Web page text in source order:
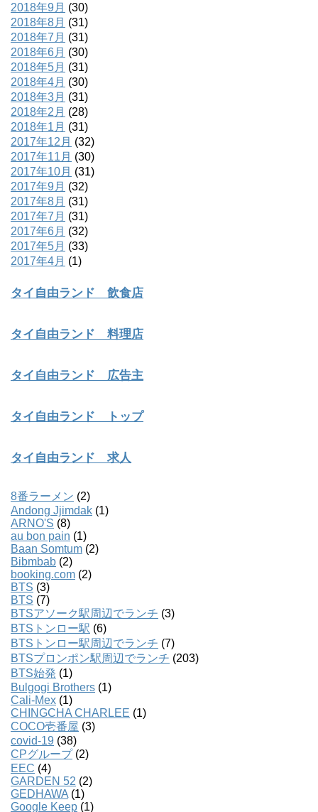
2018年9月 (30)
2018年8月 (31)
2018年7月 (31)
2018年6月 (30)
2018年5月 (31)
2018年4月 (30)
2018年3月 (31)
2018年2月 (28)
2018年1月 (31)
2017年12月 (32)
2017年11月 (30)
2017年10月 (31)
2017年9月 (32)
2017年8月 (31)
2017年7月 (31)
2017年6月 (32)
2017年5月 (33)
2017年4月 (1)
タイ自由ランド 飲食店
タイ自由ランド 料理店
タイ自由ランド 広告主
タイ自由ランド トップ
タイ自由ランド 求人
8番ラーメン (2)
Andong Jjimdak (1)
ARNO'S (8)
au bon pain (1)
Baan Somtum (2)
Bibmbab (2)
booking.com (2)
BTS (3)
BTS (7)
BTSアソーク駅周辺でランチ (3)
BTSトンロー駅 (6)
BTSトンロー駅周辺でランチ (7)
BTSプロンポン駅周辺でランチ (203)
BTS始発 (1)
Bulgogi Brothers (1)
Cali-Mex (1)
CHINGCHA CHARLEE (1)
COCO壱番屋 (3)
covid-19 (38)
CPグループ(2)
EEC (4)
GARDEN 52 (2)
GEDHAWA (1)
Google Keep (1)